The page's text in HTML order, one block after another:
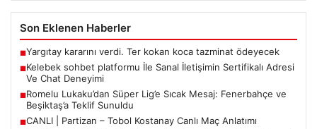
Son Eklenen Haberler
■Yargıtay kararını verdi. Ter kokan koca tazminat ödeyecek
■Kelebek sohbet platformu İle Sanal İletişimin Sertifikalı Adresi
Ve Chat Deneyimi
■Romelu Lukaku’dan Süper Lig’e Sıcak Mesaj: Fenerbahçe ve
Beşiktaş’a Teklif Sunuldu
■CANLI | Partizan – Tobol Kostanay Canlı Maç Anlatımı